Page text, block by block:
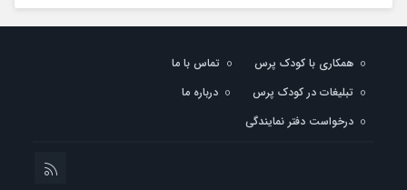
همکاری با کودک پرس
تماس با ما
تبلیغات در کودک پرس
درباره ما
درخواست دفتر نمایندگی